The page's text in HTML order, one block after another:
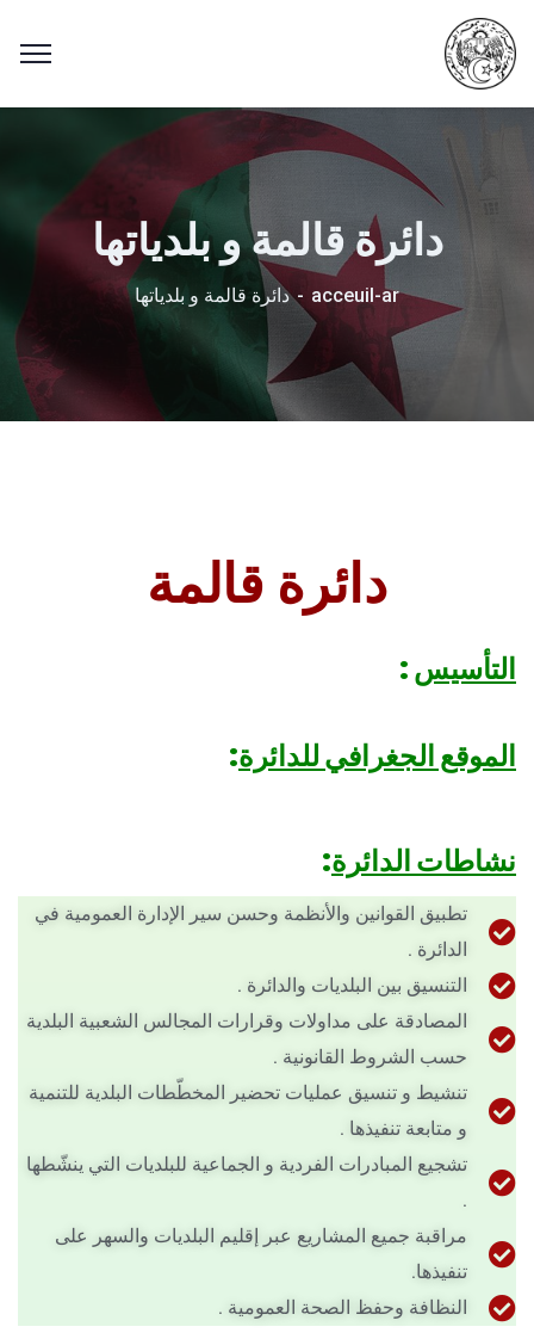
دائرة قالمة و بلدياتها
acceuil-ar دائرة قالمة و بلدياتها
دائرة قالمة
التأسيس:
الموقع الجغرافي للدائرة:
نشاطات الدائرة:
تطبيق القوانين والأنظمة وحسن سير الإدارة العمومية في
الدائرة .
التنسيق بين البلديات والدائرة .
المصادقة على مداولات وقرارات المجالس الشعبية البلدية
حسب الشروط القانونية .
تنشيط و تنسيق عمليات تحضير المخطّطات البلدية للتنمية
و متابعة تنفيذها .
تشجيع المبادرات الفردية و الجماعية للبلديات التي ينشّطها
.
مراقبة جميع المشاريع عبر إقليم البلديات والسهر على
تنفيذها.
النظافة وحفظ الصحة العمومية .